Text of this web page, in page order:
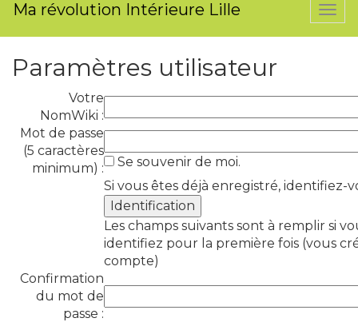
Ma révolution Intérieure Lille
Paramètres utilisateur
Votre
NomWiki :
Mot de passe
(5 caractères
minimum) :
Se souvenir de moi.
Si vous êtes déjà enregistré, identifiez-
Les champs suivants sont à remplir si
identifiez pour la première fois (vous
compte)
Confirmation
du mot de
passe :